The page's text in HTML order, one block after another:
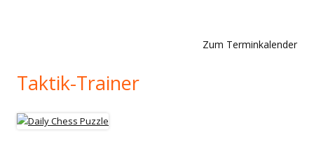
Zum Terminkalender
Taktik-Trainer